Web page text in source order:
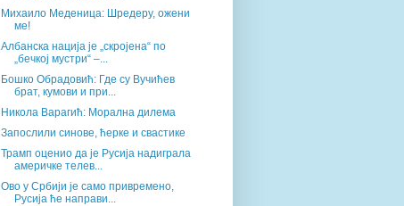
Михаило Меденица: Шредеру, ожени
ме!
Албанска нација је „скројена“ по
„бечкој мустри“ –...
Бошко Обрадовић: Где су Вучићев
брат, кумови и при...
Никола Варагић: Морална дилема
Запослили синове, ћерке и свастике
Трамп оценио да је Русија надиграла
америчке телев...
Ово у Србији је само привремено,
Русија ће направи...